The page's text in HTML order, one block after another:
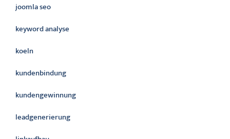
joomla seo
keyword analyse
koeln
kundenbindung
kundengewinnung
leadgenerierung